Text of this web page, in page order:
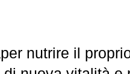
nutrire il